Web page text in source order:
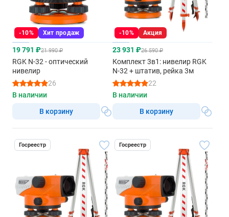
-10% Хит продаж
19 791 ₽21 990 ₽
RGK N-32 - оптический
нивелир
26
В наличии
В корзину
-10% Акция
23 931 ₽26 590 ₽
Комплект 3в1: нивелир RGK
N-32 + штатив, рейка 3м
22
В наличии
В корзину
Госреестр Госреестр